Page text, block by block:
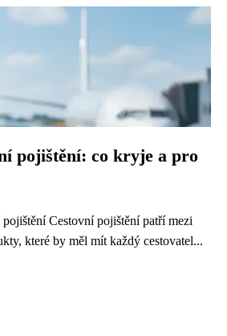
pojištění: co kryje a pro
Cestovní pojištění patří mezi
které by měl mít každý cestovatel...